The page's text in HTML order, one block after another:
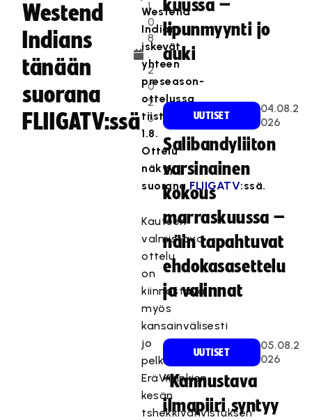
Westend
Indians
tänään
suorana
FLIIGATV:ssä
1.
0
8
.
2
0
2
3
Westend
Indians
iskevät
yhteen
preseason-
ottelussa
tiistaina
1.8.
Ottelu
näkyy
suorana FLIIGATV:ssä.
Kauteen
valmistava
ottelu
on
kiinnostava
myös
kansainvälisesti
jo
pelkästään
EräViikinkien
kesän
tshekkivahvistuksen
kuussa –
lipunmyynti jo
auki
UUTISET
04.08.2
026
Salibandyliiton
varsinainen
kokous
marraskuussa –
näin tapahtuvat
ehdokasasettelu
ja valinnat
UUTISET
05.08.2
026
“Kannustava
ilmapiiri syntyy